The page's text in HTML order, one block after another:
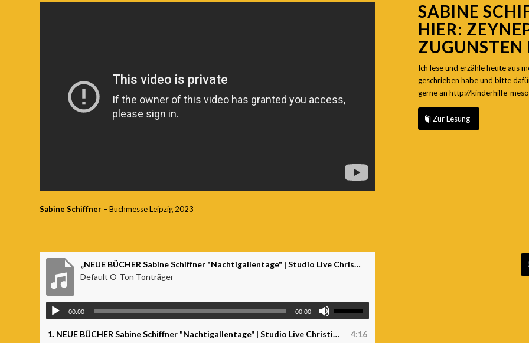
Sabine Schiffner –Buchmesse Leipzig 2023
SABINE
HIER:
ZUGUNSTEN
Ich lese und erzähle heute aus
geschrieben habe und bitte
gerne anhttp://kinderhilfe-
Zur Lesung
„NEUE BÜCHER Sabine Schiffner "Nachtigallentage" | Studio Live Christine Gorny“
Default O-Ton Tonträger
00:00 00:00
1. NEUE BÜCHER Sabine Schiffner "Nachtigallentage" | Studio Live Christine Gorny 4:16